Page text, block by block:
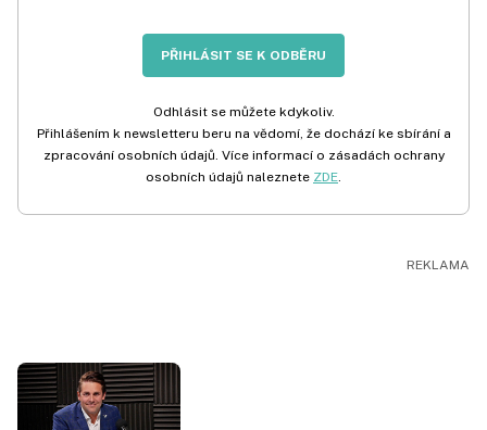
PŘIHLÁSIT SE K ODBĚRU
Odhlásit se můžete kdykoliv.
Přihlášením k newsletteru beru na vědomí, že dochází ke sbírání a
zpracování osobních údajů. Více informací o zásadách ochrany
osobních údajů naleznete ZDE.